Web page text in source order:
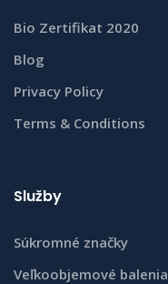
Bio Zertifikat 2020
Blog
Privacy Policy
Terms & Conditions
Služby
Súkromné značky
Veľkoobjemové balenia